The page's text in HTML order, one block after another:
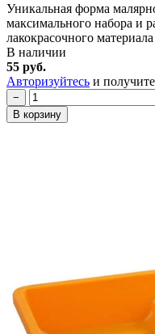
Уникальная форма
максимального набора и
лакокрасочного
В наличии
55 руб.
Авторизуйтесь и
−
В корзину